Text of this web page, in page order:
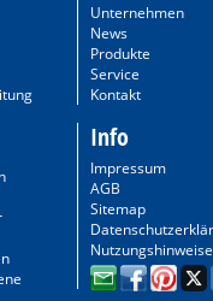
Unternehmen
News
Produkte
Service
Kontakt
Info
Impressum
AGB
Sitemap
Nutzungshinweise